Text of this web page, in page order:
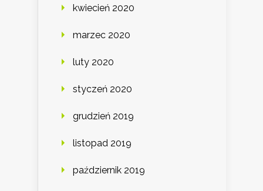
kwiecień 2020
marzec 2020
luty 2020
styczeń 2020
grudzień 2019
listopad 2019
październik 2019